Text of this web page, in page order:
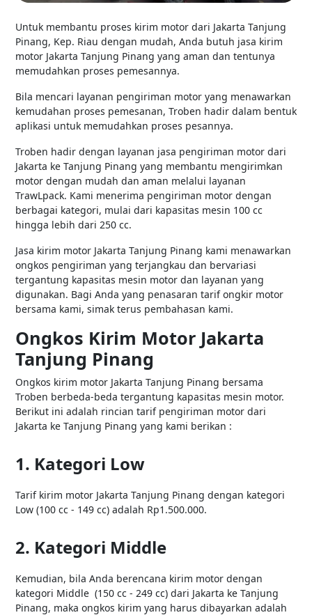
Untuk membantu proses kirim motor dari Jakarta Tanjung
Pinang, Kep. Riau dengan mudah, Anda butuh jasa kirim
motor Jakarta Tanjung Pinang yang aman dan tentunya
memudahkan proses pemesannya.
Bila mencari layanan pengiriman motor yang menawarkan
kemudahan proses pemesanan, Troben hadir dalam bentuk
aplikasi untuk memudahkan proses pesannya.
Troben hadir dengan layanan jasa pengiriman motor dari
Jakarta ke Tanjung Pinang yang membantu mengirimkan
motor dengan mudah dan aman melalui layanan
TrawLpack. Kami menerima pengiriman motor dengan
berbagai kategori, mulai dari kapasitas mesin 100 cc
hingga lebih dari 250 cc.
Jasa kirim motor Jakarta Tanjung Pinang kami menawarkan
ongkos pengiriman yang terjangkau dan bervariasi
tergantung kapasitas mesin motor dan layanan yang
digunakan. Bagi Anda yang penasaran tarif ongkir motor
bersama kami, simak terus pembahasan kami.
Ongkos Kirim Motor Jakarta
Tanjung Pinang
Ongkos kirim motor Jakarta Tanjung Pinang bersama
Troben berbeda-beda tergantung kapasitas mesin motor.
Berikut ini adalah rincian tarif pengiriman motor dari
Jakarta ke Tanjung Pinang yang kami berikan :
1. Kategori Low
Tarif kirim motor Jakarta Tanjung Pinang dengan kategori
Low (100 cc - 149 cc) adalah Rp1.500.000.
2. Kategori Middle
Kemudian, bila Anda berencana kirim motor dengan
kategori Middle (150 cc - 249 cc) dari Jakarta ke Tanjung
Pinang, maka ongkos kirim yang harus dibayarkan adalah